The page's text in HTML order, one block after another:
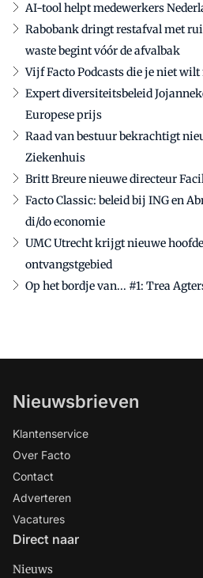
AI-tool helpt medewerkers
Rabobank dringt restafval met
waste begint vóór de afvalbak
Vijf Facto Podcasts die je niet
Expert diversiteitsbeleid
Europese prijs
Raad van bestuur bekrachtigt
Ziekenhuis
Britt Breure nieuwe directeur
Facto Classic: beleid bij ING en
di/do economie
UMC Utrecht krijgt nieuwe
ontvangstgebied
Op het bordje van... #1: Trea
Nieuwsbrieven
Klantenservice
Over Facto
Contact
Adverteren
Vacatures
Direct naar
Nieuws